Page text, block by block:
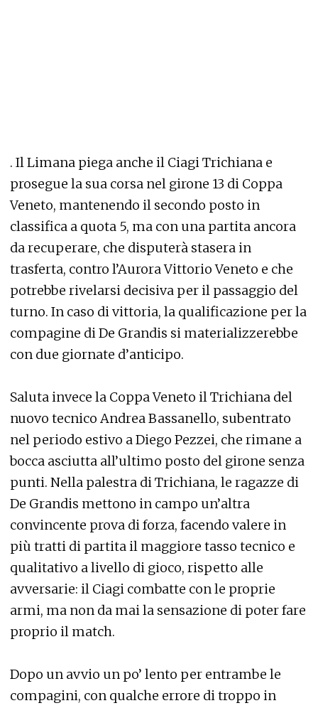
. Il Limana piega anche il Ciagi Trichiana e
prosegue la sua corsa nel girone 13 di Coppa
Veneto, mantenendo il secondo posto in
classifica a quota 5, ma con una partita ancora
da recuperare, che disputerà stasera in
trasferta, contro l’Aurora Vittorio Veneto e che
potrebbe rivelarsi decisiva per il passaggio del
turno. In caso di vittoria, la qualificazione per la
compagine di De Grandis si materializzerebbe
con due giornate d’anticipo.
Saluta invece la Coppa Veneto il Trichiana del
nuovo tecnico Andrea Bassanello, subentrato
nel periodo estivo a Diego Pezzei, che rimane a
bocca asciutta all’ultimo posto del girone senza
punti. Nella palestra di Trichiana, le ragazze di
De Grandis mettono in campo un’altra
convincente prova di forza, facendo valere in
più tratti di partita il maggiore tasso tecnico e
qualitativo a livello di gioco, rispetto alle
avversarie: il Ciagi combatte con le proprie
armi, ma non da mai la sensazione di poter fare
proprio il match.
Dopo un avvio un po’ lento per entrambe le
compagini, con qualche errore di troppo in